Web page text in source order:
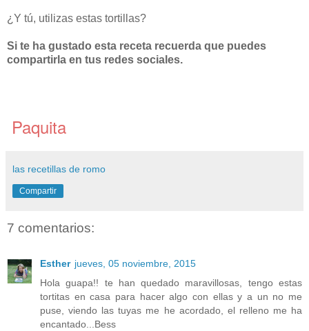
¿Y tú, utilizas estas tortillas?
Si te ha gustado esta receta recuerda que puedes
compartirla en tus redes sociales.
Paquita
las recetillas de romo
Compartir
7 comentarios:
Esther jueves, 05 noviembre, 2015
Hola guapa!! te han quedado maravillosas, tengo estas
tortitas en casa para hacer algo con ellas y a un no me
puse, viendo las tuyas me he acordado, el relleno me ha
encantado...Bess